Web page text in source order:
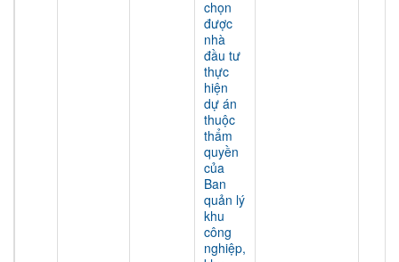
chọn
được
nhà
đầu tư
thực
hiện
dự án
thuộc
thẩm
quyền
của
Ban
quản lý
khu
công
nghiệp,